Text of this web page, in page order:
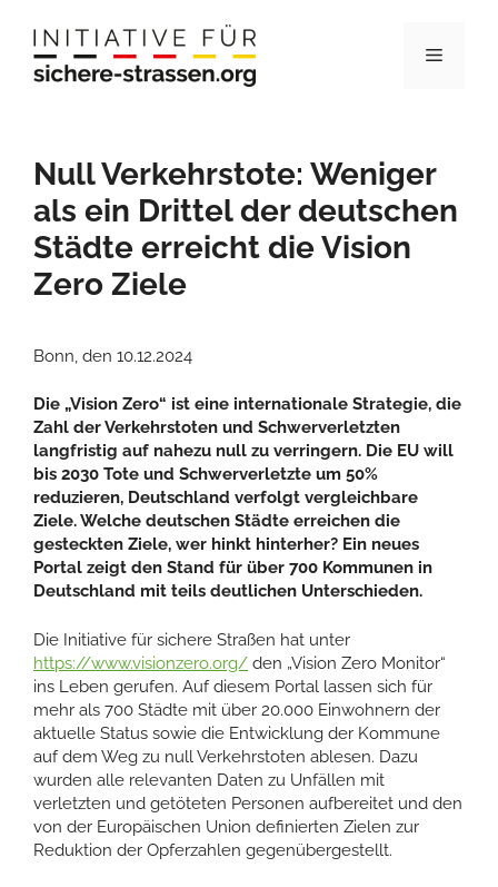
Inhalt
springen
Menü
Null Verkehrstote: Weniger
als ein Drittel der deutschen
Städte erreicht die Vision
Zero Ziele
Bonn, den 10.12.2024
Die „Vision Zero“ ist eine internationale Strategie, die
Zahl der Verkehrstoten und Schwerverletzten
langfristig auf nahezu null zu verringern. Die EU will
bis 2030 Tote und Schwerverletzte um 50%
reduzieren, Deutschland verfolgt vergleichbare
Ziele. Welche deutschen Städte erreichen die
gesteckten Ziele, wer hinkt hinterher? Ein neues
Portal zeigt den Stand für über 700 Kommunen in
Deutschland mit teils deutlichen Unterschieden.
Die Initiative für sichere Straßen hat unter
https://www.visionzero.org/ den „Vision Zero Monitor“
ins Leben gerufen. Auf diesem Portal lassen sich für
mehr als 700 Städte mit über 20.000 Einwohnern der
aktuelle Status sowie die Entwicklung der Kommune
auf dem Weg zu null Verkehrstoten ablesen. Dazu
wurden alle relevanten Daten zu Unfällen mit
verletzten und getöteten Personen aufbereitet und den
von der Europäischen Union definierten Zielen zur
Reduktion der Opferzahlen gegenübergestellt.